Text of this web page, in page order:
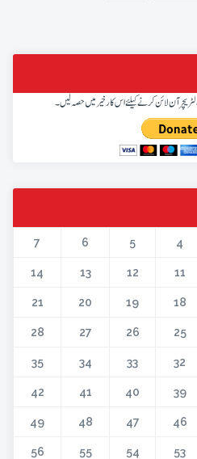
آن لائن کرنے کیلئے اس کار خیر میں حصہ لیں۔
4
5
6
7
11
12
13
14
18
19
20
21
25
26
27
28
32
33
34
35
39
40
41
42
46
47
48
49
53
54
55
56